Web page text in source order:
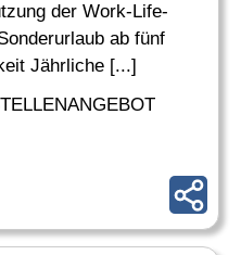
der Work-Life-
ab fünf
Jährliche [...]